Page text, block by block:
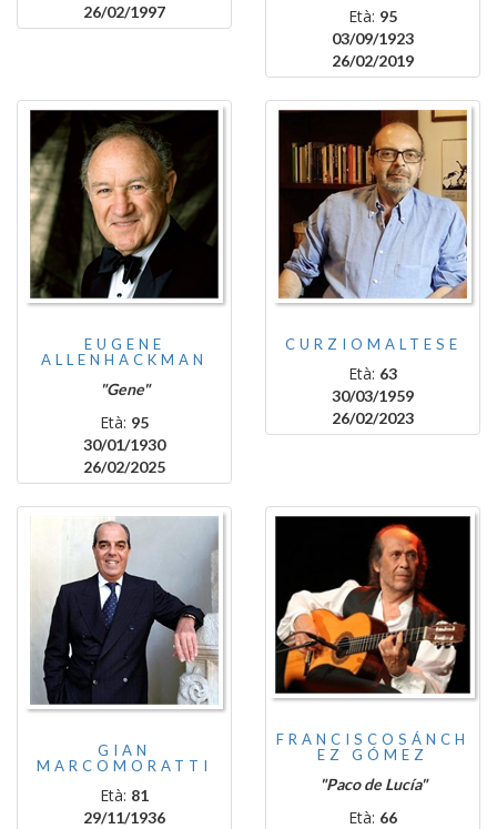
26/02/1997
Età: 95
03/09/1923
26/02/2019
EUGENE
ALLENHACKMAN
"Gene"
Età: 95
30/01/1930
26/02/2025
CURZIOMALTESE
Età: 63
30/03/1959
26/02/2023
GIAN
MARCOMORATTI
Età: 81
29/11/1936
FRANCISCOSÁNCH
EZ GÓMEZ
"Paco de Lucía"
Età: 66